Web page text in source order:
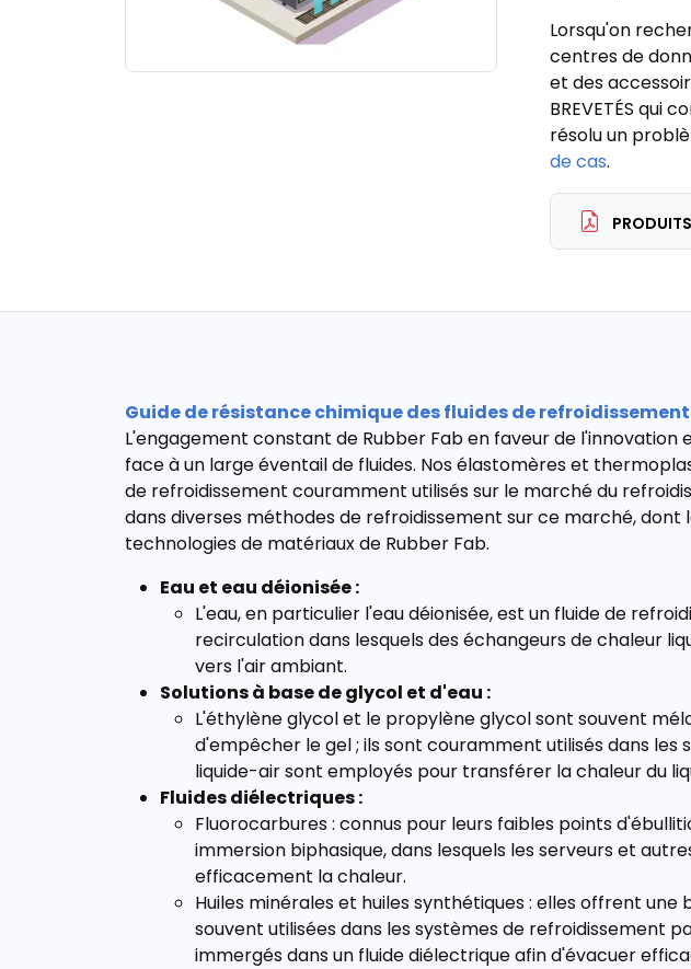
Lorsqu'on
centres de
et des
BREVETÉS
résolu un
de cas.
Guide de résistance chimique des fluides de
L'engagement constant de Rubber Fab en faveur de
face à un large éventail de fluides. Nos élastomères et
de refroidissement couramment utilisés sur le marché du
dans diverses méthodes de refroidissement sur ce marché,
technologies de matériaux de Rubber Fab.
Eau et eau déionisée :
L'eau, en particulier l'eau déionisée, est un fluide de
recirculation dans lesquels des échangeurs de chaleur
vers l'air ambiant.
Solutions à base de glycol et d'eau :
L'éthylène glycol et le propylène glycol sont souvent
d'empêcher le gel ; ils sont couramment utilisés dans
liquide-air sont employés pour transférer la chaleur du
Fluides diélectriques :
Fluorocarbures : connus pour leurs faibles points
immersion biphasique, dans lesquels les serveurs et
efficacement la chaleur.
Huiles minérales et huiles synthétiques : elles offrent
souvent utilisées dans les systèmes de refroidissement
immergés dans un fluide diélectrique afin d'évacuer